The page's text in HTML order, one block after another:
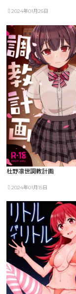
2024年01月25日
杜野凛世調教計画
2024年01月15日